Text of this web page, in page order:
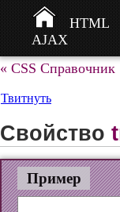
HTML
AJAX
« CSS Справочник
Твитнуть
Свойство
Пример